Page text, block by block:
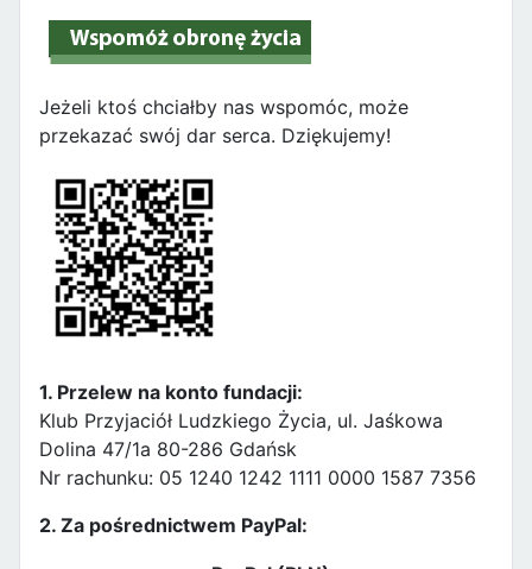
Jeżeli ktoś chciałby nas wspomóc, może
przekazać swój dar serca. Dziękujemy!
1. Przelew na konto fundacji:
Klub Przyjaciół Ludzkiego Życia, ul. Jaśkowa
Dolina 47/1a 80-286 Gdańsk
Nr rachunku: 05 1240 1242 1111 0000 1587 7356
2. Za pośrednictwem PayPal: